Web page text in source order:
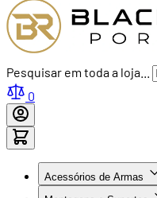
Pesquisar em toda a loja...
0
Acessórios de Armas